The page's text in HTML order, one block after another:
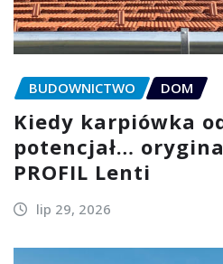
BUDOWNICTWO DOM
Kiedy karpiówka
potencjał…
PROFIL Lenti
lip 29, 2026